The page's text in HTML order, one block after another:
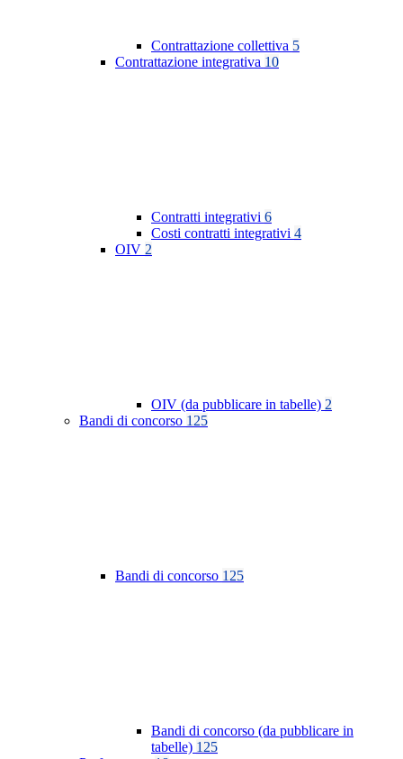
Contrattazione collettiva 5
Contrattazione integrativa 10
Contratti integrativi 6
Costi contratti integrativi 4
OIV 2
OIV (da pubblicare in tabelle) 2
Bandi di concorso 125
Bandi di concorso 125
Bandi di concorso (da pubblicare in
tabelle) 125